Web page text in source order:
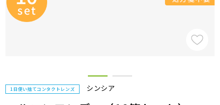
1日使い捨てコンタクトレンズ シンシア